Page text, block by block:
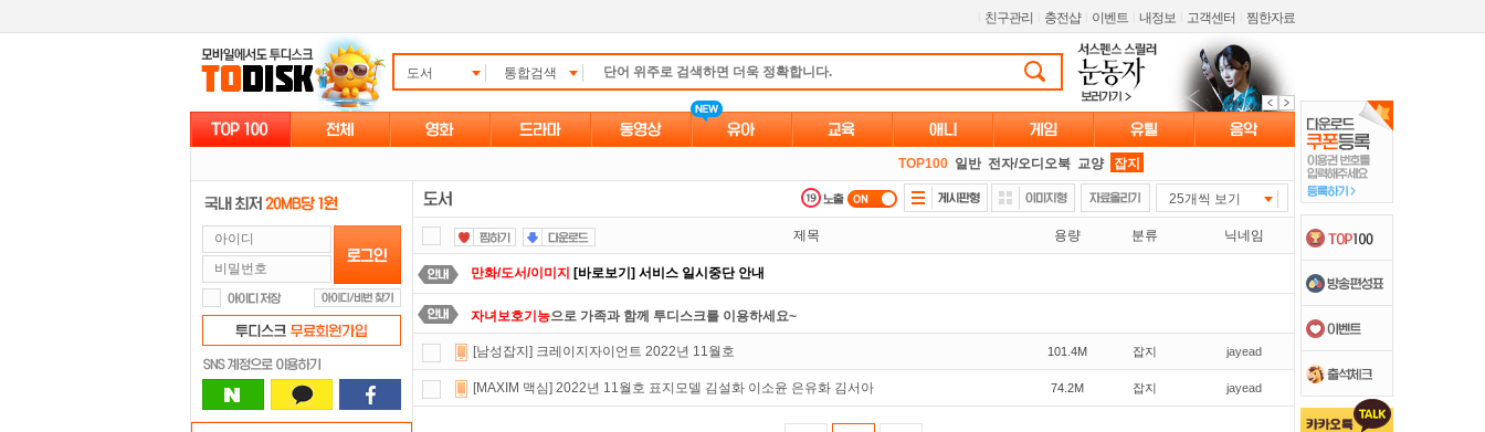
친구관리 충전샵 이벤트 내정보 고객센터 찜한자료
도서 통합검색
TOP100 일반 전자/오디오북 교양 잡지
25개씩 보기
제목 용량 분류 닉네임
만화/도서/이미지 [바로보기] 서비스 일시중단 안내
자녀보호기능으로 가족과 함께 투디스크를 이용하세요~
요즘 뭐가 재밌지?고민되면 눌러봐!투스토리~
스마트TV로 투디스크 영화,드라마,예능보자!
[남성잡지] 크레이지자이언트 2022년 11월호 101.4M 잡지 jayead
[MAXIM 맥심] 2022년 11월호 표지모델 김설화 이소윤 은유화 김서아 74.2M 잡지 jayead